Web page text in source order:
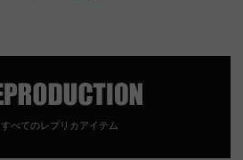
すべてのレプリカアイテム